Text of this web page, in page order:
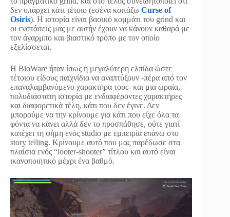
δεν υπάρχει κάτι τέτοιο (εσένα κοιτάζω Curse of
Osiris). Η ιστορία είναι βασικό κομμάτι του grind και
οι ενστάσεις μας με αυτήν έχουν να κάνουν καθαρά με
τον άγαρμπο και βιαστικό τρόπο με τον οποίο
εξελίσσεται.
Η BioWare ήταν ίσως η μεγαλύτερη ελπίδα ώστε
τέτοιου είδους παιχνίδια να αναπτύξουν -πέρα από τον
επαναλαμβανόμενο χαρακτήρα τους- και μια ωραία,
πολυδιάστατη ιστορία με ενδιαφέροντες χαρακτήρες
και διαφορετικά τέλη, κάτι που δεν έγινε. Δεν
μπορούμε να την κρίνουμε για κάτι που είχε όλα τα
φόντα να κάνει αλλά δεν το προσπάθησε, ούτε γιατί
κατέχει τη φήμη ενός studio με εμπειρία επάνω στο
story telling. Κρίνουμε αυτό που μας παρέδωσε στα
πλαίσια ενός “looter-shooter” τίτλου και αυτό είναι
ικανοποιητικό μέχρι ένα βαθμό.